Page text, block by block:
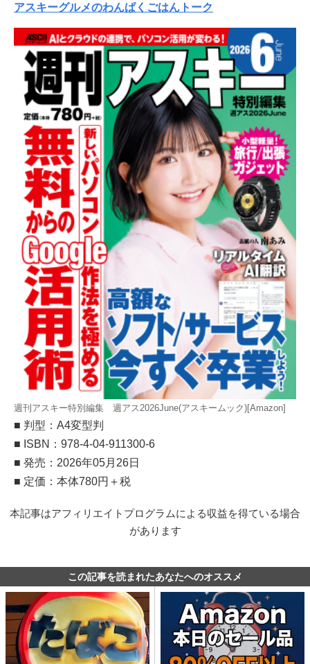
アスキーグルメのわんぱくごはんトーク
週刊アスキー特別編集 週アス2026June(アスキームック)[Amazon]
■ 判型：A4変型判
■ ISBN：978-4-04-911300-6
■ 発売：2026年05月26日
■ 定価：本体780円＋税
本記事はアフィリエイトプログラムによる収益を得ている場合
があります
この記事を読まれたあなたへのオススメ